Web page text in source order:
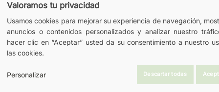
Valoramos tu privacidad
Usamos cookies para mejorar su experiencia de navegación,
anuncios o contenidos personalizados y analizar nuestro
hacer clic en “Aceptar” usted da su consentimiento a nuestro
las cookies.
Personalizar Descartar todas